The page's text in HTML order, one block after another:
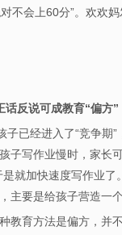
不会上60分”。欢欢
反说可成教育“偏方”
子已经进入了“竞争期
子写作业慢时，家长
是就加快速度写作
要是给孩子营造一
教育方法是偏方，并